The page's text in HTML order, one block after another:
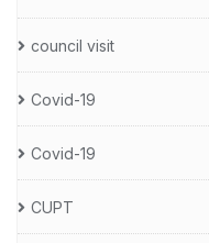
council visit
Covid-19
Covid-19
CUPT